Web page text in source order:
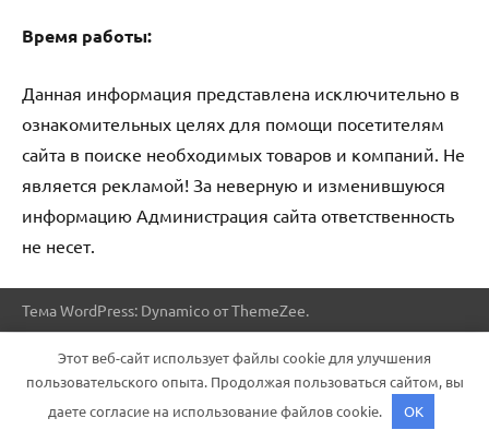
Время работы:
Данная информация представлена исключительно в
ознакомительных целях для помощи посетителям
сайта в поиске необходимых товаров и компаний. Не
является рекламой! За неверную и изменившуюся
информацию Администрация сайта ответственность
не несет.
Тема WordPress: Dynamico от ThemeZee.
Этот веб-сайт использует файлы cookie для улучшения
пользовательского опыта. Продолжая пользоваться сайтом, вы
даете согласие на использование файлов cookie.
OK